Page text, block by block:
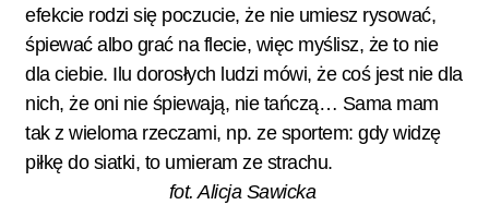
efekcie rodzi się poczucie, że nie umiesz rysować,
śpiewać albo grać na flecie, więc myślisz, że to nie
dla ciebie. Ilu dorosłych ludzi mówi, że coś jest nie dla
nich, że oni nie śpiewają, nie tańczą… Sama mam
tak z wieloma rzeczami, np. ze sportem: gdy widzę
piłkę do siatki, to umieram ze strachu.
fot. Alicja Sawicka